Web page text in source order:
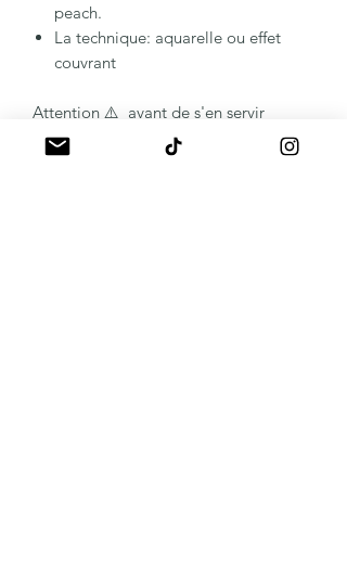
peach.
La technique: aquarelle ou effet
couvrant
Attention ⚠️ avant de s'en servir
Veuillez bien secouer le flacon
Le flacon possède le système